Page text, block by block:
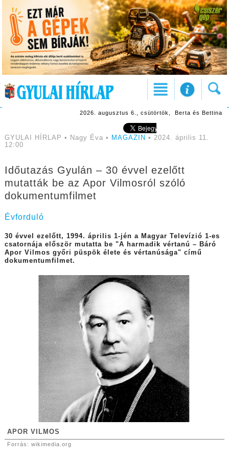
2026. augusztus 6., csütörtök, Berta és Bettina
GYULAI HÍRLAP • Nagy Éva • MAGAZIN • 2024. április 11.
12:00
Időutazás Gyulán – 30 évvel ezelőtt
mutatták be az Apor Vilmosról szóló
dokumentumfilmet
Évforduló
30 évvel ezelőtt, 1994. április 1-jén a Magyar Televízió 1-es
csatornája először mutatta be "A harmadik vértanú – Báró
Apor Vilmos győri püspök élete és vértanúsága" című
dokumentumfilmet.
APOR VILMOS
Forrás: wikimedia.org